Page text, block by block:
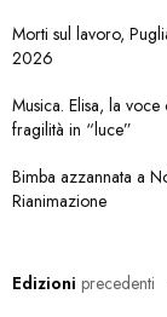
Morti sul lavoro,
2026
Musica. Elisa, la
fragilità in “luce”
Bimba azzannata a
Rianimazione
Edizioni precedenti